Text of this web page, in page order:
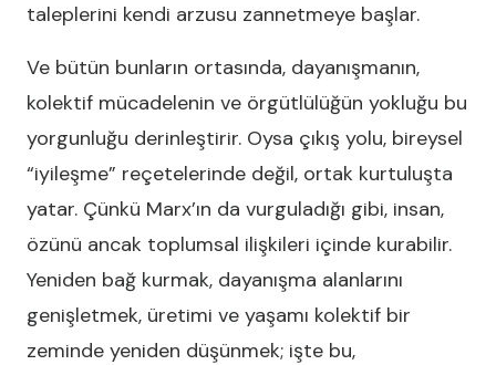
taleplerini kendi arzusu zannetmeye başlar.
Ve bütün bunların ortasında, dayanışmanın,
kolektif mücadelenin ve örgütlülüğün yokluğu bu
yorgunluğu derinleştirir. Oysa çıkış yolu, bireysel
“iyileşme” reçetelerinde değil, ortak kurtuluşta
yatar. Çünkü Marx’ın da vurguladığı gibi, insan,
özünü ancak toplumsal ilişkileri içinde kurabilir.
Yeniden bağ kurmak, dayanışma alanlarını
genişletmek, üretimi ve yaşamı kolektif bir
zeminde yeniden düşünmek; işte bu,